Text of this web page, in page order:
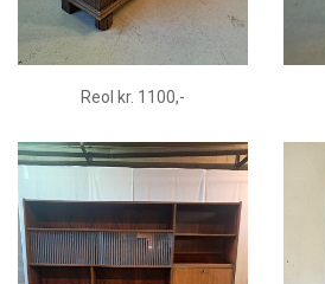
Reol kr. 1100,-